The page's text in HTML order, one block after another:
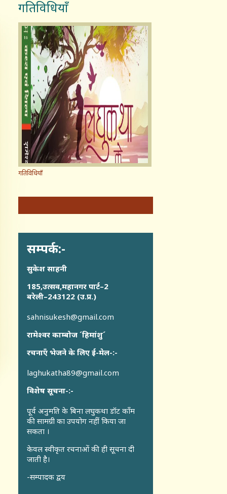
गतिविधियाँ
गतिविधियाँ
सम्पर्क:-
सुकेश साहनी
185,उत्सव,महानगर पार्ट–2
बरेली–243122 (उ.प्र.)
sahnisukesh@gmail.com
रामेश्वर काम्बोज ´हिमांशु´
रचनाएँ भेजने के लिए ई-मेल-:-
laghukatha89@gmail.com
विशेष सूचना-:-
पूर्व अनुमति के बिना लघुकथा डॉट कॉंम
की सामग्री का उपयोग नहीं किया जा
सकता ।
केवल स्वीकृत रचनाओं की ही सूचना दी
जाती है।
-सम्पादक द्वय